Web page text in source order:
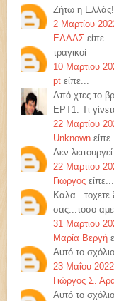
Ζήτω η Ελλάς!
2 Μαρτίου
ΕΛΛΑΣ είπε...
τραγικοί
10 Μαρτίου
pt είπε...
Από χτες το
ΕΡΤ1. Τι
22 Μαρτίου
Unknown
Δεν
22 Μαρτίου
Γιωργος είπε...
Καλα...τοχετε
σας...τοσο
31 Μαρτίου
Μαρία Βεργή
Αυτό το
23 Μαΐου
Γιώργος Σ.
Αυτό το